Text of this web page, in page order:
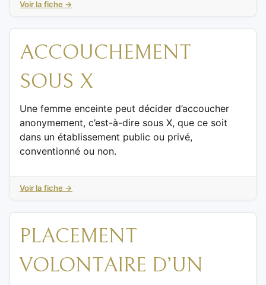
Voir la fiche →
ACCOUCHEMENT
SOUS X
Une femme enceinte peut décider d’accoucher
anonymement, c’est-à-dire sous X, que ce soit
dans un établissement public ou privé,
conventionné ou non.
Voir la fiche →
PLACEMENT
VOLONTAIRE D’UN